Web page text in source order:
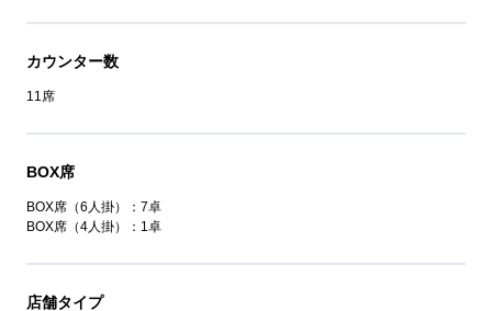
カウンター数
11席
BOX席
BOX席（6人掛）：7卓
BOX席（4人掛）：1卓
店舗タイプ